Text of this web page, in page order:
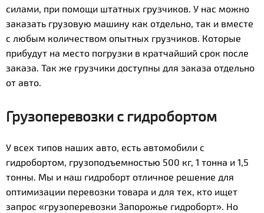
силами, при помощи штатных грузчиков. У нас можно
заказать грузовую машину как отдельно, так и вместе
с любым количеством опытных грузчиков. Которые
прибудут на место погрузки в кратчайший срок после
заказа. Так же грузчики доступны для заказа отдельно
от авто.
Грузоперевозки с гидробортом
У всех типов наших авто, есть автомобили с
гидробортом, грузоподъемностью 500 кг, 1 тонна и 1,5
тонны. Мы и наш гидроборт отличное решение для
оптимизации перевозки товара и для тех, кто ищет
запрос «грузоперевозки Запорожье гидроборт». Но